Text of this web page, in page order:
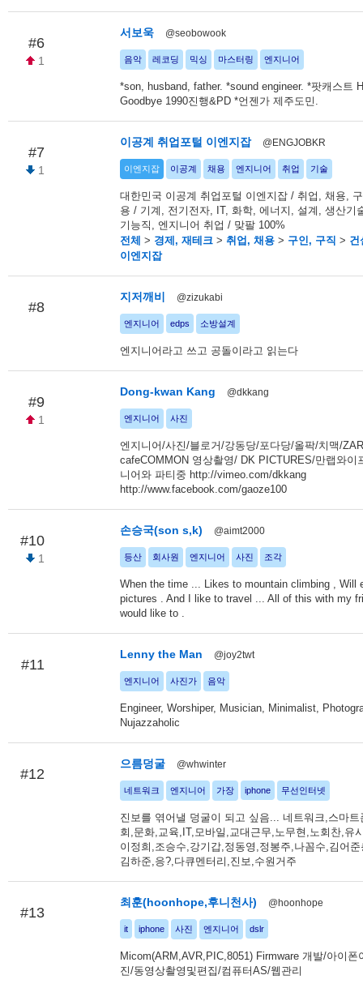
#6
1
서보욱 @seobowook
음악 레코딩 믹싱 마스터링 엔지니어
*son, husband, father. *sound engineer. *팟캐스트
Goodbye 1990진행&PD *언젠가 제주도민.
#7
1
이공계 취업포털 이엔지잡 @ENGJOBKR
이엔지잡 이공계 채용 엔지니어 취업 기술
대한민국 이공계 취업포털 이엔지잡 / 취업, 채용,
용 / 기계, 전기전자, IT, 화학, 에너지, 설계, 생산기
기능직, 엔지니어 취업 / 맞팔 100%
전체 > 경제, 재테크 > 취업, 채용 > 구인, 구직 > 건
이엔지잡
#8
지저깨비 @zizukabi
엔지니어 edps 소방설계
엔지니어라고 쓰고 공돌이라고 읽는다
#9
1
Dong-kwan Kang @dkkang
엔지니어 사진
엔지니어/사진/블로거/강동당/포다당/올팍/치맥/
cafeCOMMON 영상촬영/ DK PICTURES/만랩와이
니어와 파티중 http://vimeo.com/dkkang
http://www.facebook.com/gaoze100
#10
1
손승국(son s,k) @aimt2000
등산 회사원 엔지니어 사진 조각
When the time ... Likes to mountain climbing , Will
pictures . And I like to travel ... All of this with my
would like to .
#11
Lenny the Man @joy2twt
엔지니어 사진가 음악
Engineer, Worshiper, Musician, Minimalist,
Nujazzaholic
#12
으름덩굴 @whwinter
네트워크 엔지니어 가장 iphone 무선인터넷
진보를 엮어낼 덩굴이 되고 싶음... 네트워크,스마트
회,문화,교육,IT,모바일,교대근무,노무현,노회찬,유
이정희,조승수,강기갑,정동영,정봉주,나꼼수,김어
김하준,응?,다큐멘터리,진보,수원거주
#13
최훈(hoonhope,후니천사) @hoonhope
it iphone 사진 엔지니어 dslr
Micom(ARM,AVR,PIC,8051) Firmware 개발/아이폰
진/동영상촬영및편집/컴퓨터AS/웹관리